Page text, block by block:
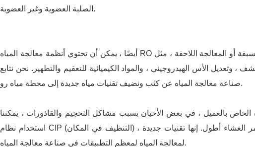
الصلبة العضوية وغير العضوية.
أيضًا ، يمكن أن تحتوي أنظمة معالجة المياه RO التجارية على جرعات كيميائية في المعالجة المسبقة أو المعالجة اللاحقة ، مثل
وتعديل الأس الهيدروجيني ، والمواد الكيميائية للتعقيم والتطهير. نحن نتابع
صناعة معالجة المياه عن كثب ونضيف تقنيات مياه جديدة إلى محطة مياه رو.
بالعميل ، في بعض الأحيان بسبب مشاكل التحجيم والقاذورات ، يمكننا
استخدام نظام CIP (التنظيف في المكان) ، فهو يغسل الغشاء في غلاف الغشاء ويجعل عمر الغشاء أطول. إنها تقنيات جديدة
لمعالجة المياه لمعظم التطبيقات في صناعة معالجة المياه.